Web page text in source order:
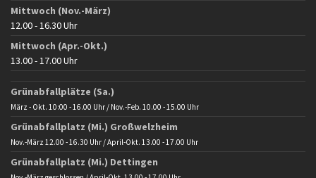
Mittwoch (Nov.-März)
12.00 - 16.30 Uhr
Mittwoch (Apr.-Okt.)
13.00 - 17.00 Uhr
Grünabfallplätze (Sa.)
März - Okt. 10:00 - 16.00 Uhr / Nov.-Feb. 10.00 - 15.00 Uhr
Grünabfallplatz (Mi.) Großwelzheim
Nov.-März 12.00 - 16.30 Uhr / April-Okt. 13.00 - 17.00 Uhr
Grünabfallplatz (Mi.) Dettingen